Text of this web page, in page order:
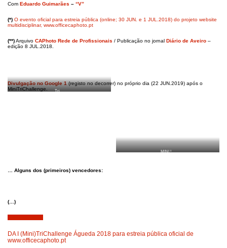
Com Eduardo Guimarães – “V”
(*) O evento oficial para estreia pública (online; 30 JUN. e 1 JUL.2018) do projeto website
multidisciplinar, www.officecaphoto.pt
(**)Arquivo CAPhoto Rede de Profissionais / Publicação no jornal Diário de Aveiro –
edição 8 JUL.2018.
Divulgação no Google 1(registo no decorrer) no próprio dia (22 JUN.2019) após o
MiniTriChallenge.
Tri…
MINI !…
… Alguns dos (primeiros) vencedores:
(…)
DA I (Mini)TriChallenge Águeda 2018 para estreia pública oficial de
www.officecaphoto.pt